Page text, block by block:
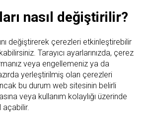
nasıl değiştirilir?
değiştirerek çerezleri etkinleştirebilir
Tarayıcı ayarlarınızda, çerez
veya engellemeniz ya da
yerleştirilmiş olan çerezleri
bu durum web sitesinin belirli
veya kullanım kolaylığı üzerinde
açabilir.